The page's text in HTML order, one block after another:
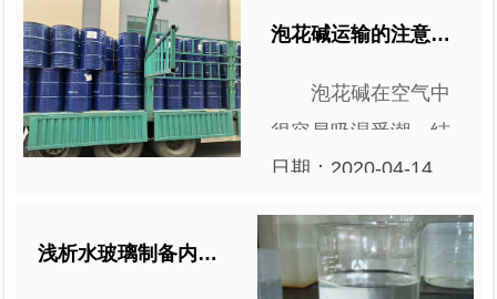
泡花碱运输的注意事项都有哪些？
泡花碱在空气中
很容易吸湿受潮，结
块，溶于水，水溶液
就是我们常说的水玻
璃，有很强的粘合
性，而且遇酸会分
日期：2020-04-14
浅析水玻璃制备内墙涂料